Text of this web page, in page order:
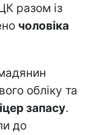
разом із
чоловіка
обліку та
запасу.
до